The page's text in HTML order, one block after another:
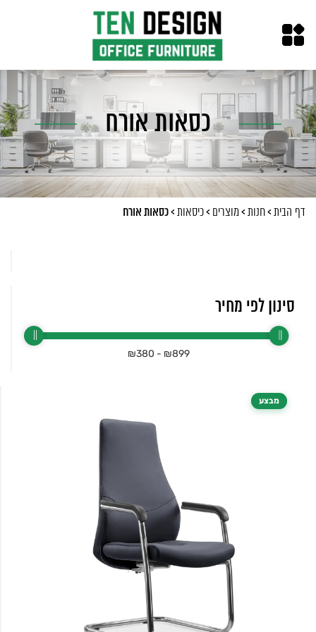
כסאות אורח
דף הבית >חנות >מוצרים >כיסאות >כסאות אורח
סינון לפי מחיר
₪899
-
₪380
מבצע